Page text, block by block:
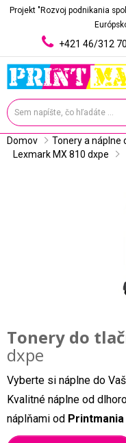
Projekt "Rozvoj podnikania
+421 46/312
Domov Tonery a náplne
Lexmark MX 810 dxpe
Tonery do
dxpe
Vyberte si náplne do
Kvalitné náplne od
náplňami od Printmania